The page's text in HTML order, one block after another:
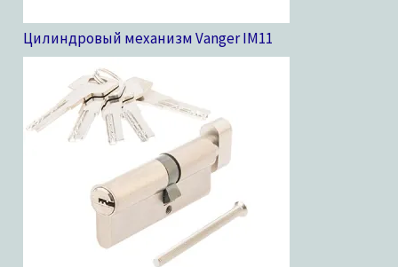
Цилиндровый механизм Vanger IM11